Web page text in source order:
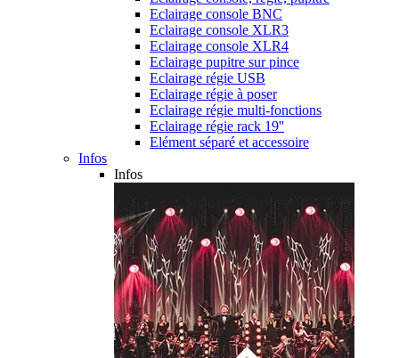
Eclairage console BNC
Eclairage console XLR3
Eclairage console XLR4
Eclairage pupitre sur pince
Eclairage régie USB
Eclairage régie à poser
Eclairage régie multi-fonctions
Eclairage régie rack 19''
Elément séparé et accessoire
Infos
Infos